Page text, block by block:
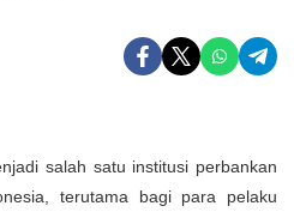
salah satu institusi perbankan
terutama bagi para pelaku